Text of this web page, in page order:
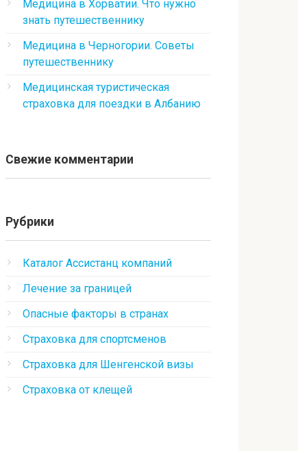
Медицина в Хорватии. Что нужно
знать путешественнику
Медицина в Черногории. Советы
путешественнику
Медицинская туристическая
страховка для поездки в Албанию
Свежие комментарии
Рубрики
Каталог Ассистанц компаний
Лечение за границей
Опасные факторы в странах
Страховка для спортсменов
Страховка для Шенгенской визы
Страховка от клещей